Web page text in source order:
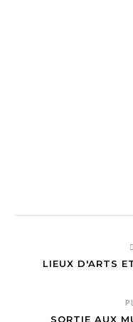
LIEUX D'ARTS
SORTIE AUX